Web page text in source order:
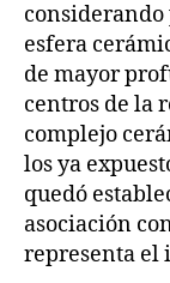
considerando
esfera
de mayor
centros de la
complejo
los ya
quedó
asociación
representa el